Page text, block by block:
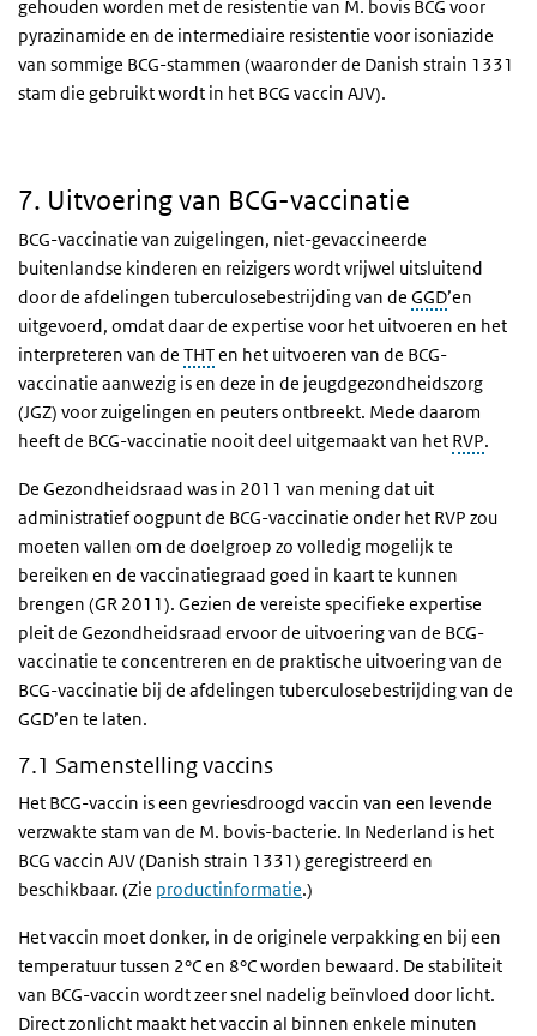
gehouden worden met de resistentie van M. bovis BCG voor
pyrazinamide en de intermediaire resistentie voor isoniazide
van sommige BCG-stammen (waaronder de Danish strain 1331
stam die gebruikt wordt in het BCG vaccin AJV).
7. Uitvoering van BCG-vaccinatie
BCG-vaccinatie van zuigelingen, niet-gevaccineerde
buitenlandse kinderen en reizigers wordt vrijwel uitsluitend
door de afdelingen tuberculosebestrijding van de GGD’en
uitgevoerd, omdat daar de expertise voor het uitvoeren en het
interpreteren van de THTen het uitvoeren van de BCG-
vaccinatie aanwezig is en deze in de jeugdgezondheidszorg
(JGZ) voor zuigelingen en peuters ontbreekt. Mede daarom
heeft de BCG-vaccinatie nooit deel uitgemaakt van het RVP.
De Gezondheidsraad was in 2011 van mening dat uit
administratief oogpunt de BCG-vaccinatie onder het RVP zou
moeten vallen om de doelgroep zo volledig mogelijk te
bereiken en de vaccinatiegraad goed in kaart te kunnen
brengen (GR 2011). Gezien de vereiste specifieke expertise
pleit de Gezondheidsraad ervoor de uitvoering van de BCG-
vaccinatie te concentreren en de praktische uitvoering van de
BCG-vaccinatie bij de afdelingen tuberculosebestrijding van de
GGD’en te laten.
7.1 Samenstelling vaccins
Het BCG-vaccin is een gevriesdroogd vaccin van een levende
verzwakte stam van de M. bovis-bacterie. In Nederland is het
BCG vaccin AJV (Danish strain 1331) geregistreerd en
beschikbaar. (Zie productinformatie.)
Het vaccin moet donker, in de originele verpakking en bij een
temperatuur tussen 2°C en 8°C worden bewaard. De stabiliteit
van BCG-vaccin wordt zeer snel nadelig beïnvloed door licht.
Direct zonlicht maakt het vaccin al binnen enkele minuten